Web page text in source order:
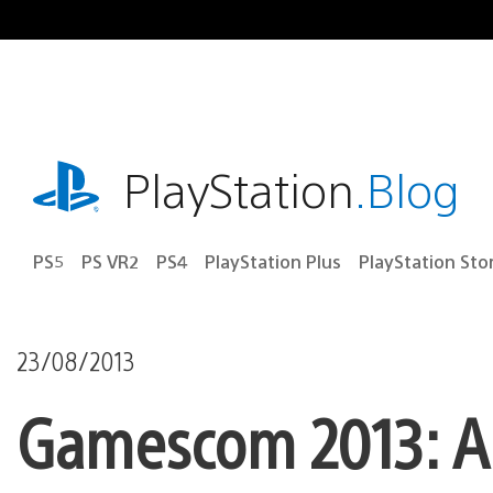
para
playstation.comPlayStation.Blog
PS5 PS VR2 PS4 PlayStation Plus PlayStation
23/08/2013
Gamescom 2013: